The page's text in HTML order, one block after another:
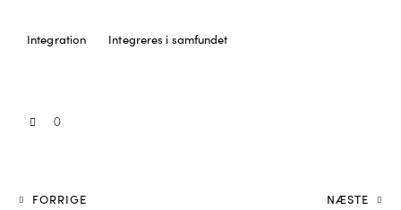
Integration Integreres i samfundet
0
FORRIGE NÆSTE